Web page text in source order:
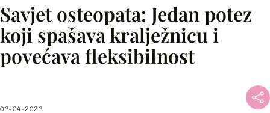
Savjet osteopata: Jedan potez
koji spašava kralježnicu i
povećava fleksibilnost
03-04-2023
Facebook
X